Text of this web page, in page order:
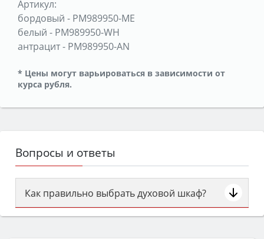
Артикул:
бордовый - PM989950-ME
белый - PM989950-WH
антрацит- PM989950-AN
* Цены могут варьироваться в зависимости от
курса рубля.
Вопросы и ответы
Как правильно выбрать духовой шкаф?
Сначала определитесь с типом (газовый или